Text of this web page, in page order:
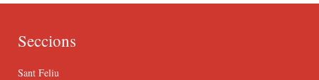
Seccions
Sant Feliu